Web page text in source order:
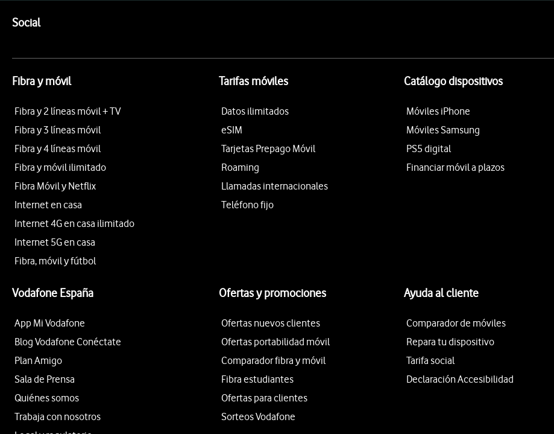
SocialEnlaces a las redes sociales de Vodafone
Fibra y móvil
Fibra y 2 líneas móvil + TV
Fibra y 3 líneas móvil
Fibra y 4 líneas móvil
Fibra y móvil ilimitado
Fibra Móvil y Netflix
Internet en casa
Internet 4G en casa ilimitado
Internet 5G en casa
Fibra, móvil y fútbol
Tarifas móviles
Datos ilimitados
eSIM
Tarjetas Prepago Móvil
Roaming
Llamadas internacionales
Teléfono fijo
Catálogo dispositivos
Móviles iPhone
Móviles Samsung
PS5 digital
Financiar móvil a plazos
Vodafone España
App Mi Vodafone
Blog Vodafone Conéctate
Plan Amigo
Sala de Prensa
Quiénes somos
Trabaja con nosotros
Ofertas y promociones
Ofertas nuevos clientes
Ofertas portabilidad móvil
Comparador fibra y móvil
Fibra estudiantes
Ofertas para clientes
Sorteos Vodafone
Ayuda al cliente
Comparador de móviles
Repara tu dispositivo
Tarifa social
Declaración Accesibilidad